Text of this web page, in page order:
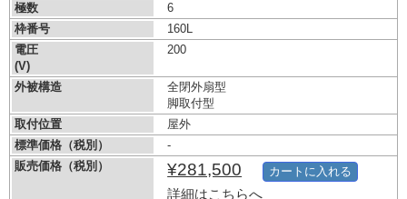
極数
6
枠番号
160L
電圧
(V)
200
外被構造
全閉外扇型
脚取付型
取付位置
屋外
標準価格（税別）
-
販売価格（税別）
¥281,500
詳細はこちらへ
カートに入れる